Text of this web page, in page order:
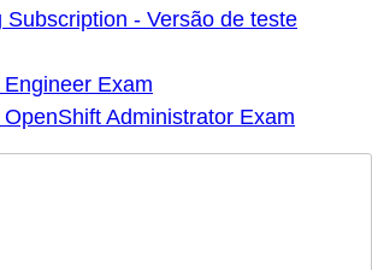
Subscription - Versão de teste
Exam
Administrator Exam